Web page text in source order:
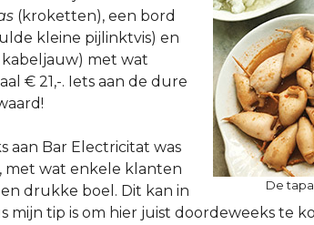
De
(kroketten), een bord
kleine pijlinktvis) en
kabeljauw) met wat
€ 21,-. Iets aan de dure
aan Bar Electricitat was
met wat enkele klanten
drukke boel. Dit kan in
mijn tip is om hier juist doordeweeks te